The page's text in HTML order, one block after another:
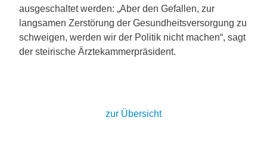
ausgeschaltet werden: „Aber den Gefallen, zur
langsamen Zerstörung der Gesundheitsversorgung zu
schweigen, werden wir der Politik nicht machen“, sagt
der steirische Ärztekammerpräsident.
zur Übersicht